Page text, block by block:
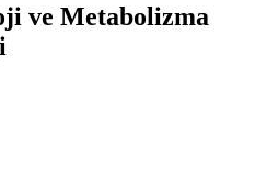
ve Metabolizma